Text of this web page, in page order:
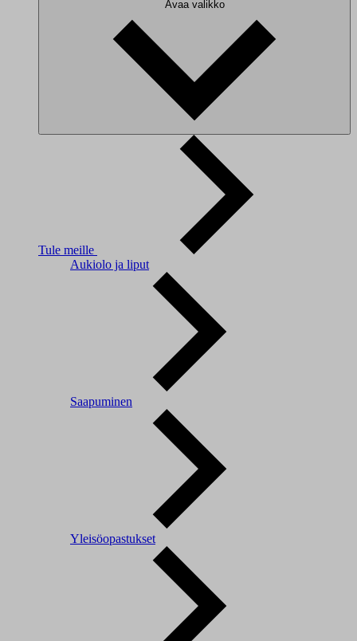
Avaa valikko
Tule meille
Aukiolo ja liput
Saapuminen
Yleisöopastukset